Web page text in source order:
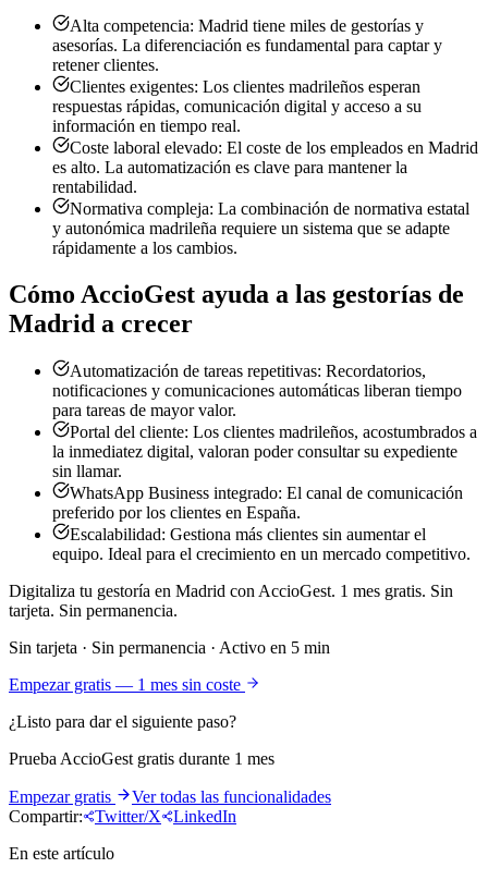
Alta competencia: Madrid tiene miles de gestorías y
asesorías. La diferenciación es fundamental para captar y
retener clientes.
Clientes exigentes: Los clientes madrileños esperan
respuestas rápidas, comunicación digital y acceso a su
información en tiempo real.
Coste laboral elevado: El coste de los empleados en Madrid
es alto. La automatización es clave para mantener la
rentabilidad.
Normativa compleja: La combinación de normativa estatal
y autonómica madrileña requiere un sistema que se adapte
rápidamente a los cambios.
Cómo AccioGest ayuda a las gestorías de
Madrid a crecer
Automatización de tareas repetitivas: Recordatorios,
notificaciones y comunicaciones automáticas liberan tiempo
para tareas de mayor valor.
Portal del cliente: Los clientes madrileños, acostumbrados a
la inmediatez digital, valoran poder consultar su expediente
sin llamar.
WhatsApp Business integrado: El canal de comunicación
preferido por los clientes en España.
Escalabilidad: Gestiona más clientes sin aumentar el
equipo. Ideal para el crecimiento en un mercado competitivo.
Digitaliza tu gestoría en Madrid con AccioGest. 1 mes gratis. Sin
tarjeta. Sin permanencia.
Sin tarjeta · Sin permanencia · Activo en 5 min
Empezar gratis — 1 mes sin coste
¿Listo para dar el siguiente paso?
Prueba AccioGest gratis durante 1 mes
Empezar gratis
Ver todas las funcionalidades
Compartir:
Twitter/X
LinkedIn
En este artículo